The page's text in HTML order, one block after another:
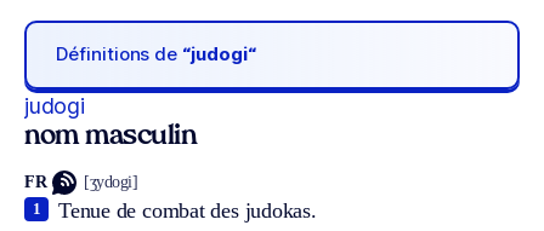
Définitions de “judogi“
judogi
nom masculin
FR [ʒydogi]
Tenue de combat des judokas.
1